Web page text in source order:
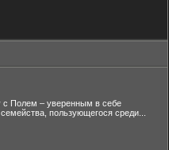
с Полем – уверенным в себе
пользующегося среди...